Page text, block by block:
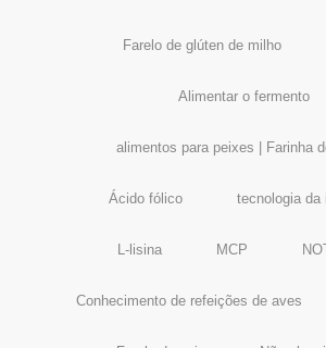
Farelo de glúten de milho
Alimentar o fermento
alimentos para peixes | Farinha
Ácido fólico tecnologia da
L-lisina MCP
Conhecimento de refeições de aves